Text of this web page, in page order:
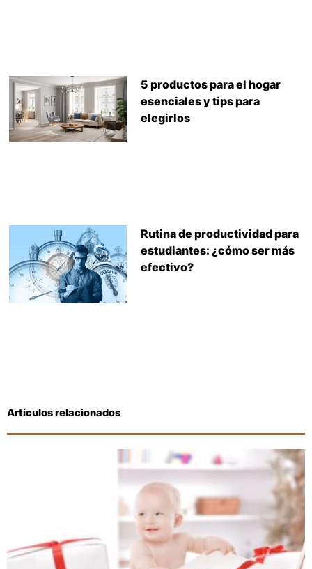
5 productos para el hogar
esenciales y tips para
elegirlos
Rutina de productividad para
estudiantes: ¿cómo ser más
efectivo?
Artículos relacionados